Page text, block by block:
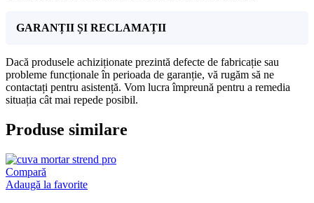
GARANȚII ȘI RECLAMAȚII
Dacă produsele achiziționate prezintă defecte de fabricație sau
probleme funcționale în perioada de garanție, vă rugăm să ne
contactați pentru asistență. Vom lucra împreună pentru a remedia
situația cât mai repede posibil.
Produse similare
Compară
Adaugă la favorite